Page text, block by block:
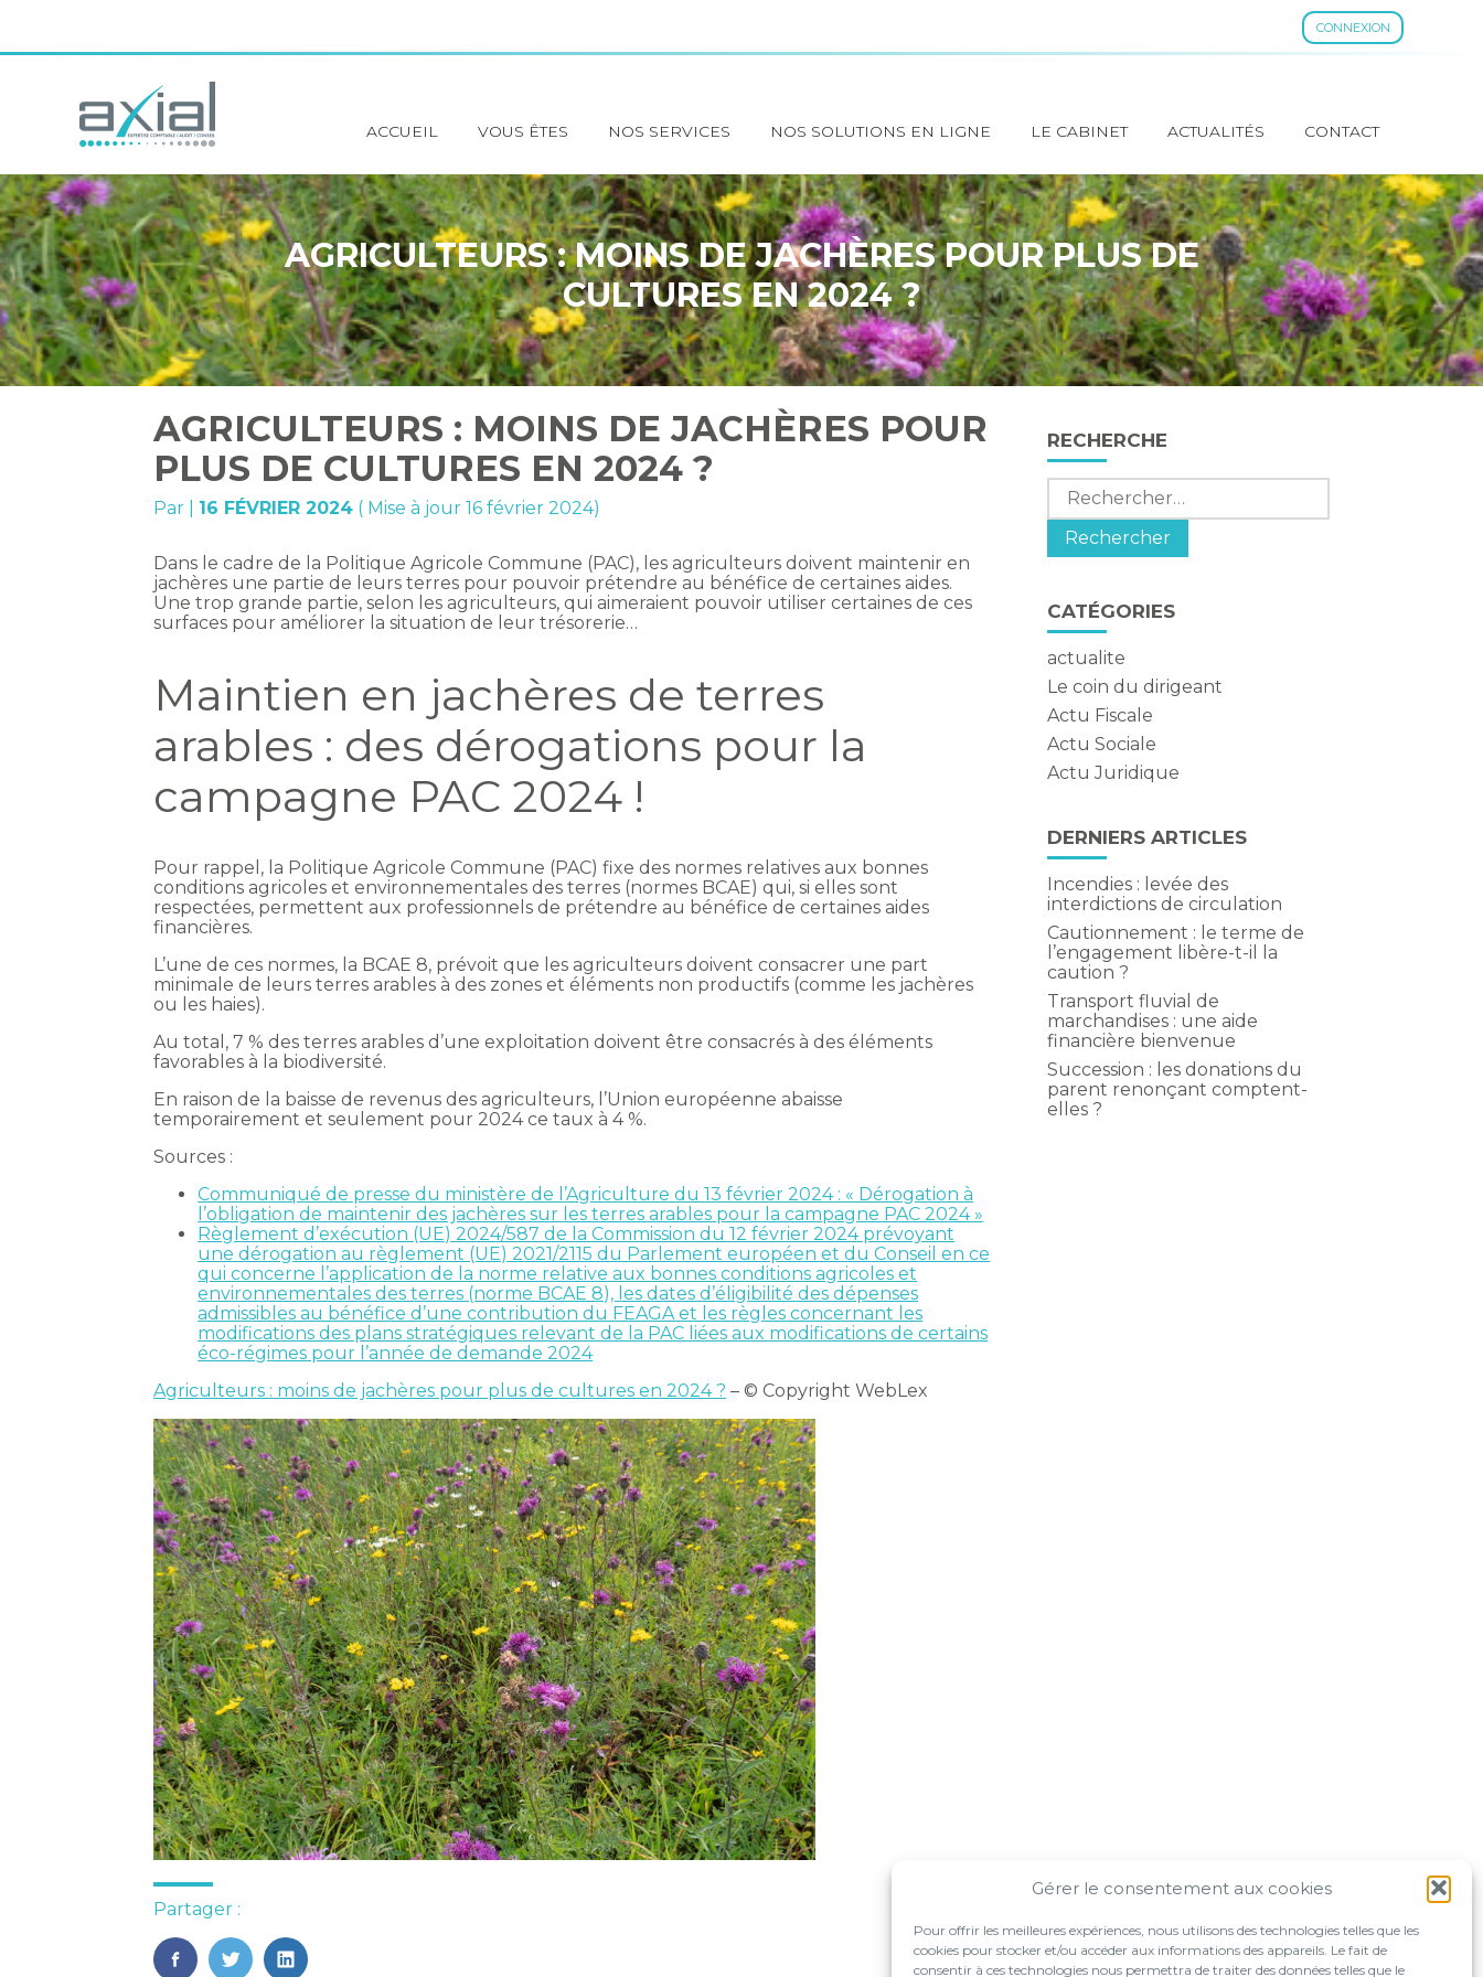
Gérer le consentement aux cookies
Pour offrir les meilleures expériences, nous utilisons des technologies telles que les
cookies pour stocker et/ou accéder aux informations des appareils. Le fait de
consentir à ces technologies nous permettra de traiter des données telles que le
CONNEXION
au
contenu
Principal
ACCUEIL VOUS ÊTES NOS SERVICES NOS SOLUTIONS EN LIGNE LE CABINET ACTUALITÉS CONTACT
AGRICULTEURS : MOINS DE JACHÈRES POUR PLUS DE
CULTURES EN 2024 ?
AGRICULTEURS : MOINS DE JACHÈRES POUR
PLUS DE CULTURES EN 2024 ?
Par 16 FÉVRIER 2024 ( Mise à jour 16 février 2024)
Dans le cadre de la Politique Agricole Commune (PAC), les agriculteurs doivent maintenir en
jachères une partie de leurs terres pour pouvoir prétendre au bénéfice de certaines aides.
Une trop grande partie, selon les agriculteurs, qui aimeraient pouvoir utiliser certaines de ces
surfaces pour améliorer la situation de leur trésorerie…
Maintien en jachères de terres
arables : des dérogations pour la
campagne PAC 2024 !
Pour rappel, la Politique Agricole Commune (PAC) fixe des normes relatives aux bonnes
conditions agricoles et environnementales des terres (normes BCAE) qui, si elles sont
respectées, permettent aux professionnels de prétendre au bénéfice de certaines aides
financières.
L’une de ces normes, la BCAE 8, prévoit que les agriculteurs doivent consacrer une part
minimale de leurs terres arables à des zones et éléments non productifs (comme les jachères
ou les haies).
Au total, 7 % des terres arables d’une exploitation doivent être consacrés à des éléments
favorables à la biodiversité.
En raison de la baisse de revenus des agriculteurs, l’Union européenne abaisse
temporairement et seulement pour 2024 ce taux à 4 %.
Sources :
Communiqué de presse du ministère de l’Agriculture du 13 février 2024 : « Dérogation à
l’obligation de maintenir des jachères sur les terres arables pour la campagne PAC 2024 »
Règlement d’exécution (UE) 2024/587 de la Commission du 12 février 2024 prévoyant
une dérogation au règlement (UE) 2021/2115 du Parlement européen et du Conseil en ce
qui concerne l’application de la norme relative aux bonnes conditions agricoles et
environnementales des terres (norme BCAE 8), les dates d’éligibilité des dépenses
admissibles au bénéfice d’une contribution du FEAGA et les règles concernant les
modifications des plans stratégiques relevant de la PAC liées aux modifications de certains
éco-régimes pour l’année de demande 2024
Agriculteurs : moins de jachères pour plus de cultures en 2024 ? – © Copyright WebLex
Partager :
Blog
sidebar
RECHERCHE
Rechercher :
CATÉGORIES
actualite
Le coin du dirigeant
Actu Fiscale
Actu Sociale
Actu Juridique
DERNIERS ARTICLES
Incendies : levée des
interdictions de circulation
Cautionnement : le terme de
l’engagement libère-t-il la
caution ?
Transport fluvial de
marchandises : une aide
financière bienvenue
Succession : les donations du
parent renonçant comptent-
elles ?